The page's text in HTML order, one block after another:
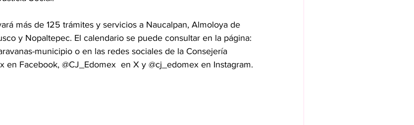
más de 125 trámites y servicios a Naucalpan, Almoloya de
y Nopaltepec. El calendario se puede consultar en la página:
municipio o en las redes sociales de la Consejería
en Facebook, @CJ_Edomex  en X y @cj_edomex en Instagram.